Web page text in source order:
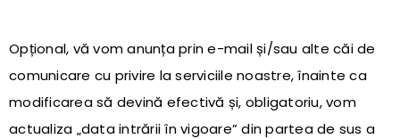
Opțional, vă vom anunța prin e-mail și/sau alte căi de
comunicare cu privire la serviciile noastre, înainte ca
modificarea să devină efectivă și, obligatoriu, vom
actualiza „data intrării în vigoare” din partea de sus a